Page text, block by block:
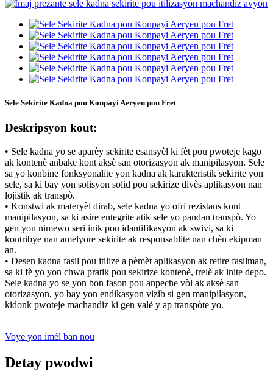
Sele Sekirite Kadna pou Konpayi Aeryen pou Fret
Deskripsyon kout:
• Sele kadna yo se aparèy sekirite esansyèl ki fèt pou pwoteje kago
ak kontenè anbake kont aksè san otorizasyon ak manipilasyon. Sele
sa yo konbine fonksyonalite yon kadna ak karakteristik sekirite yon
sele, sa ki bay yon solisyon solid pou sekirize divès aplikasyon nan
lojistik ak transpò.
• Konstwi ak materyèl dirab, sele kadna yo ofri rezistans kont
manipilasyon, sa ki asire entegrite atik sele yo pandan transpò. Yo
gen yon nimewo seri inik pou idantifikasyon ak swivi, sa ki
kontribye nan amelyore sekirite ak responsablite nan chèn ekipman
an.
• Desen kadna fasil pou itilize a pèmèt aplikasyon ak retire fasilman,
sa ki fè yo yon chwa pratik pou sekirize kontenè, trelè ak inite depo.
Sele kadna yo se yon bon fason pou anpeche vòl ak aksè san
otorizasyon, yo bay yon endikasyon vizib si gen manipilasyon,
kidonk pwoteje machandiz ki gen valè y ap transpòte yo.
Voye yon imèl ban nou
Detay pwodwi